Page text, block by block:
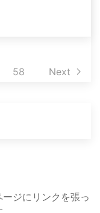
58 Next
ジにリンクを張っ